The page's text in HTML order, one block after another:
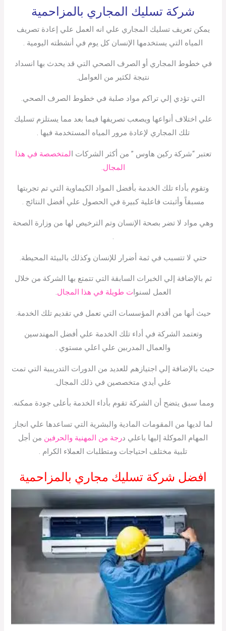
شركة تسليك المجاري بالمزاحمية
يمكن تعريف تسليك المجاري علي انه العمل علي إعادة تصريف
المياه التي يستخدمها الإنسان كل يوم في أنشطته اليومية .
في خطوط المجاري أو الصرف الصحي التي قد يحدث بها انسداد
نتيجة لكثير من العوامل.
التي تؤدي إلي تراكم مواد صلبة في خطوط الصرف الصحي.
علي اختلاف أنواعها ويصعب تصريفها فيما بعد مما يستلزم تسليك
تلك المجاري لإعادة مرور المياه المستخدمة فيها .
تعتبر “شركة ركين هاوس ” من أكثر الشركات المتخصصة في هذا
المجال.
وتقوم بأداء تلك الخدمة بأفضل المواد الكيماوية التي تم تجربتها
مسبقاً وأثبتت فاعلية كبيرة في الحصول علي أفضل النتائج .
وهي مواد لا تضر بصحة الإنسان وتم الترخيص لها من وزارة الصحة
.
حتي لا تتسبب في ثمة أضرار للإنسان وكذلك بالبيئة المحيطة.
ثم بالإضافة إلي الخبرات السابقة التي تتمتع بها الشركة من خلال
العمل لسنوات طويلة في هذا المجال.
حيث أنها من أقدم المؤسسات التي تعمل في تقديم تلك الخدمة.
وتعتمد الشركة في أداء تلك الخدمة علي أفضل المهندسين
والعمال المدربين علي اعلي مستوي .
حيث بالإضافة إلي اجتيازهم للعديد من الدورات التدريبية التي تمت
علي أيدي متخصصين في ذلك المجال.
ومما سبق يتضح أن الشركة تقوم بأداء الخدمة بأعلى جودة ممكنه.
لما لديها من المقومات المادية والبشرية التي تساعدها علي انجاز
المهام الموكلة إليها باعلي درجة من المهنية والحرفين من أجل
تلبية مختلف احتياجات ومتطلبات العملاء الكرام .
افضل شركة تسليك مجاري بالمزاحمية